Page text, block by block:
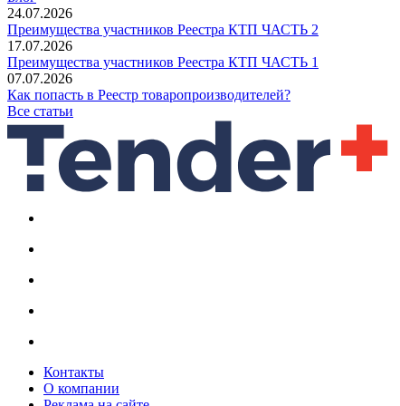
24.07.2026
Преимущества участников Реестра КТП ЧАСТЬ 2
17.07.2026
Преимущества участников Реестра КТП ЧАСТЬ 1
07.07.2026
Как попасть в Реестр товаропроизводителей?
Все статьи
Контакты
О компании